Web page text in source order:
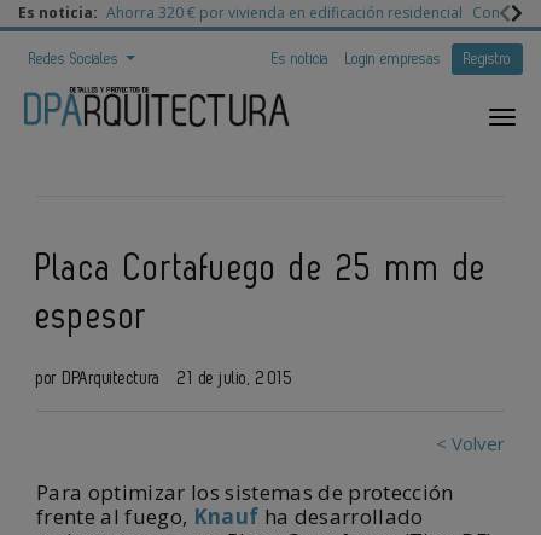
Es noticia: Ahorra 320 € por vivienda en edificación residencial
Redes Sociales Es noticia Login empresas Registro
Placa Cortafuego de 25 mm de
espesor
por DPArquitectura 21 de julio, 2015
< Volver
Para optimizar los sistemas de protección
frente al fuego, Knauf ha desarrollado